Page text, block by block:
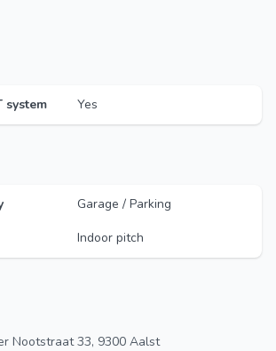
system Yes
Garage / Parking
Indoor pitch
Nootstraat 33, 9300 Aalst